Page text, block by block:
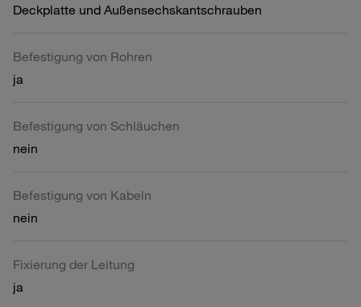
Deckplatte und Außensechskantschrauben
Befestigung von Rohren
ja
Befestigung von Schläuchen
nein
Befestigung von Kabeln
nein
Fixierung der Leitung
ja